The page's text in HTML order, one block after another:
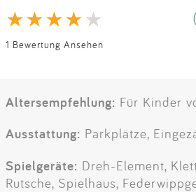
1 Bewertung Ansehen
Altersempfehlung: Für Kinder
Ausstattung: Parkplätze,
Spielgeräte: Dreh-Element,
Rutsche, Spielhaus,